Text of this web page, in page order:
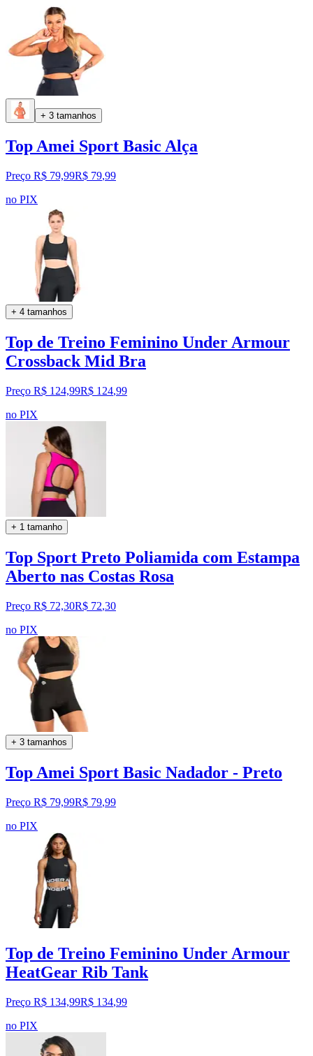
+ 3 tamanhos
Top Amei Sport Basic Alça
Preço R$ 79,99R$ 79,99
no PIX
+ 4 tamanhos
Top de Treino Feminino Under Armour
Crossback Mid Bra
Preço R$ 124,99R$ 124,99
no PIX
+ 1 tamanho
Top Sport Preto Poliamida com Estampa
Aberto nas Costas Rosa
Preço R$ 72,30R$ 72,30
no PIX
+ 3 tamanhos
Top Amei Sport Basic Nadador - Preto
Preço R$ 79,99R$ 79,99
no PIX
Top de Treino Feminino Under Armour
HeatGear Rib Tank
Preço R$ 134,99R$ 134,99
no PIX